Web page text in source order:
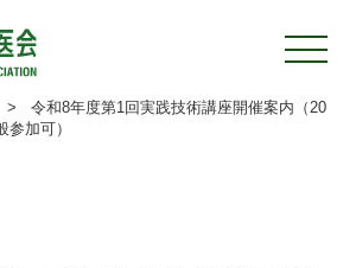
>
令和8年度第1回実践技術講座開催案内（20
加可）